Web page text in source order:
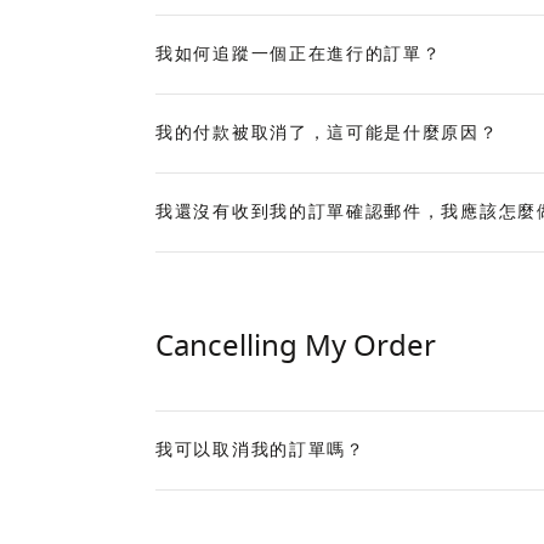
我如何追蹤一個正在進行的訂單？
Expand
我的付款被取消了，這可能是什麼原因？
Expand
我還沒有收到我的訂單確認郵件，我應該怎麼
Expand
Cancelling My Order
我可以取消我的訂單嗎？
Expand